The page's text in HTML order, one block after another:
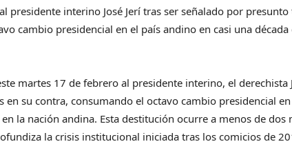
presidente interino José Jerí tras ser señalado por
cambio presidencial en el país andino en casi una década
martes 17 de febrero al presidente interino, el derechista
en su contra, consumando el octavo cambio presidencial
la nación andina. Esta destitución ocurre a menos de dos
la crisis institucional iniciada tras los comicios de